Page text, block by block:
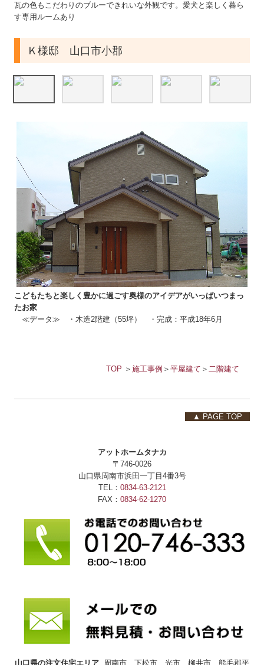
瓦の色もこだわりのブルーできれいな外観です。愛犬と楽しく暮ら
す専用ルームあり
Ｋ様邸 山口市小郡
こどもたちと楽しく豊かに過ごす奥様のアイデアがいっぱいつまっ
たお家
≪データ≫ ・木造2階建（55坪） ・完成：平成18年6月
TOP ＞施工事例 ＞平屋建て ＞二階建て
▲ PAGE TOP
アットホームタナカ
〒746-0026
山口県周南市浜田一丁目4番3号
TEL： 0834-63-2121
FAX： 0834-62-1270
山口県の注文住宅エリア 周南市 下松市 光市 柳井市 熊毛郡平